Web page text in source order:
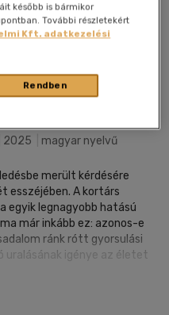
adom
2025 magyar nyelvű
merült kérdésére
esszéjében. A kortárs
egyik legnagyobb hatású
már inkább ez: azonos-e
ránk rótt gyorsulási
uralásának igénye az életet
jár. Ha azonban
alá vonjunk,
később is bármikor
További részletekért
Kft. adatkezelési
Rendben